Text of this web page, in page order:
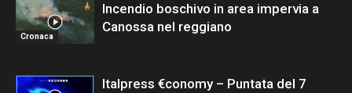
Cronaca
Incendio boschivo in area impervia a
Canossa nel reggiano
Italpress €conomy – Puntata del 7